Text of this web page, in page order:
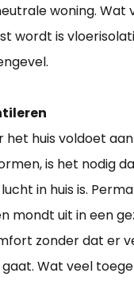
woning. Wat
wordt is
het huis voldoet
is het nodig
in huis is.
mondt uit in een
zonder dat er
Wat veel